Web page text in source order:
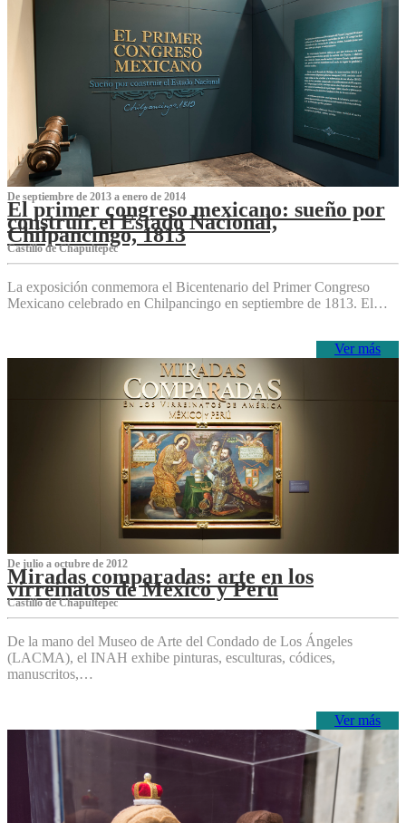
De septiembre de 2013 a enero de 2014
El primer congreso mexicano: sueño por
construir el Estado Nacional,
Chilpancingo, 1813
Castillo de Chapultepec
La exposición conmemora el Bicentenario del Primer Congreso
Mexicano celebrado en Chilpancingo en septiembre de 1813. El…
Ver más
De julio a octubre de 2012
Miradas comparadas: arte en los
virreinatos de México y Perú
Castillo de Chapultepec
De la mano del Museo de Arte del Condado de Los Ángeles
(LACMA), el INAH exhibe pinturas, esculturas, códices,
manuscritos,…
Ver más